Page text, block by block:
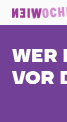
WER
VOR